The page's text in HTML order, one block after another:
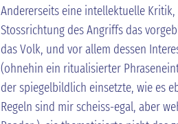
Andererseits eine intellektuelle
Stossrichtung des Angriffs das
das Volk, und vor allem dessen
(ohnehin ein ritualisierter
der spiegelbildlich einsetzte, wie es
Regeln sind mir scheiss-egal, aber